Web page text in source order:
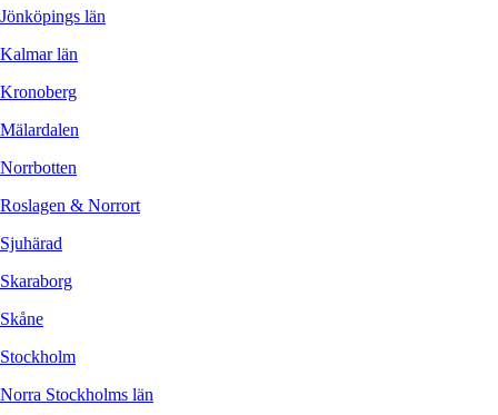
Jönköpings län
Kalmar län
Kronoberg
Mälardalen
Norrbotten
Roslagen & Norrort
Sjuhärad
Skaraborg
Skåne
Stockholm
Norra Stockholms län